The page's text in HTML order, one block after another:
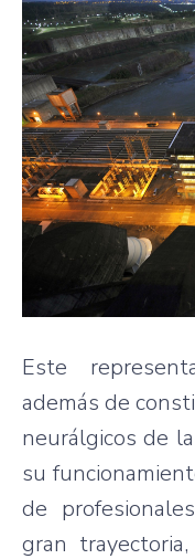
Este
además de
neurálgicos de
su
de
gran